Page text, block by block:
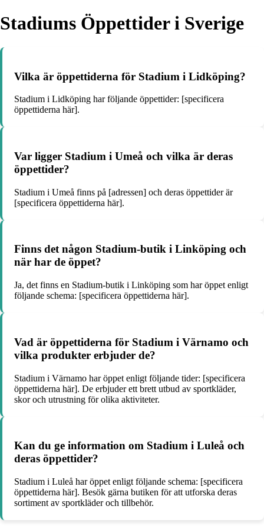
Stadiums Öppettider i Sverige
Vilka är öppettiderna för Stadium i Lidköping?
Stadium i Lidköping har följande öppettider: [specificera
öppettiderna här].
Var ligger Stadium i Umeå och vilka är deras
öppettider?
Stadium i Umeå finns på [adressen] och deras öppettider är
[specificera öppettiderna här].
Finns det någon Stadium-butik i Linköping och
när har de öppet?
Ja, det finns en Stadium-butik i Linköping som har öppet enligt
följande schema: [specificera öppettiderna här].
Vad är öppettiderna för Stadium i Värnamo och
vilka produkter erbjuder de?
Stadium i Värnamo har öppet enligt följande tider: [specificera
öppettiderna här]. De erbjuder ett brett utbud av sportkläder,
skor och utrustning för olika aktiviteter.
Kan du ge information om Stadium i Luleå och
deras öppettider?
Stadium i Luleå har öppet enligt följande schema: [specificera
öppettiderna här]. Besök gärna butiken för att utforska deras
sortiment av sportkläder och tillbehör.